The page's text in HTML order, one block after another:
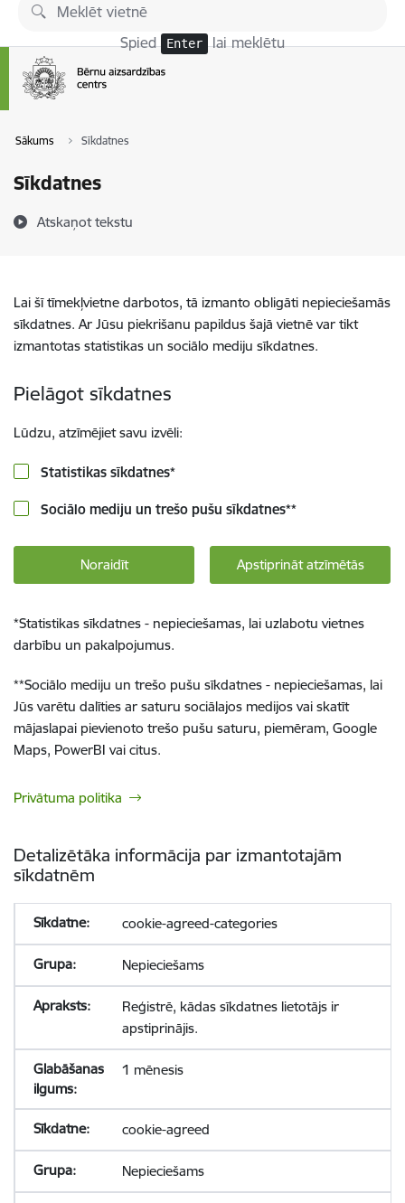
Pāriet uz lapas saturu
Spied Enter lai meklētu
Sākums Sīkdatnes
Sīkdatnes
Atskaņot tekstu
Lai šī tīmekļvietne darbotos, tā izmanto obligāti nepieciešamās
sīkdatnes. Ar Jūsu piekrišanu papildus šajā vietnē var tikt
izmantotas statistikas un sociālo mediju sīkdatnes.
Pielāgot sīkdatnes
Lūdzu, atzīmējiet savu izvēli:
Statistikas sīkdatnes*
Sociālo mediju un trešo pušu sīkdatnes**
Noraidīt Apstiprināt atzīmētās
*Statistikas sīkdatnes - nepieciešamas, lai uzlabotu vietnes
darbību un pakalpojumus.
**Sociālo mediju un trešo pušu sīkdatnes - nepieciešamas, lai
Jūs varētu dalīties ar saturu sociālajos medijos vai skatīt
mājaslapai pievienoto trešo pušu saturu, piemēram, Google
Maps, PowerBI vai citus.
Privātuma politika
Detalizētāka informācija par izmantotajām
sīkdatnēm
cookie-agreed-categories
Nepieciešams
Reģistrē, kādas sīkdatnes lietotājs ir
apstiprinājis.
1 mēnesis
cookie-agreed
Nepieciešams